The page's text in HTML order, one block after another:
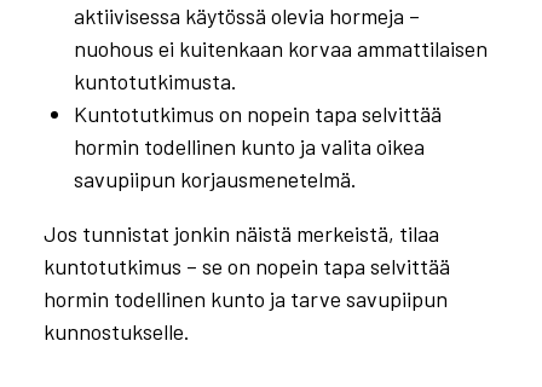
aktiivisessa käytössä olevia hormeja –
nuohous ei kuitenkaan korvaa ammattilaisen
kuntotutkimusta.
Kuntotutkimus on nopein tapa selvittää
hormin todellinen kunto ja valita oikea
savupiipun korjausmenetelmä.
Jos tunnistat jonkin näistä merkeistä, tilaa
kuntotutkimus – se on nopein tapa selvittää
hormin todellinen kunto ja tarve savupiipun
kunnostukselle.